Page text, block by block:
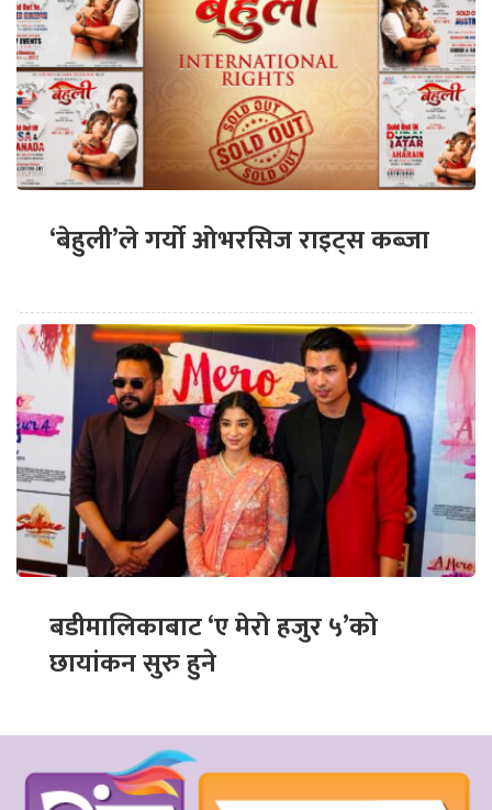
‘बेहुली’ले गर्यो ओभरसिज राइट्स कब्जा
बडीमालिकाबाट ‘ए मेरो हजुर ५’को
छायांकन सुरु हुने